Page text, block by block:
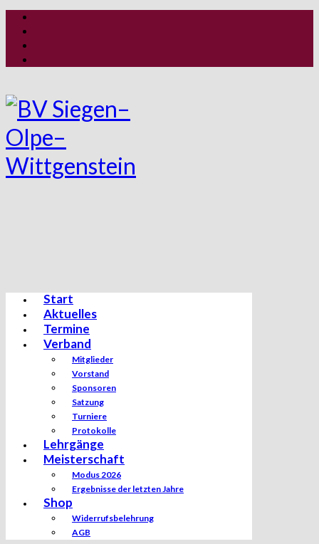
Start
Aktuelles
Termine
Verband
Mitglieder
Vorstand
Sponsoren
Satzung
Turniere
Protokolle
Lehrgänge
Meisterschaft
Modus 2026
Ergebnisse der letzten Jahre
Shop
Widerrufsbelehrung
AGB